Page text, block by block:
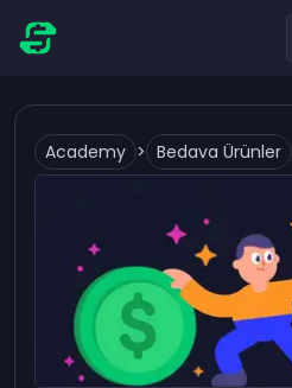
Academy > Bedava Ürünler